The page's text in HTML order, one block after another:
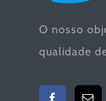
O nosso
qualidade